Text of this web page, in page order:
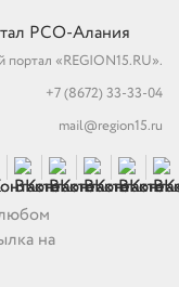
«REGION15.RU».
+7 (8672) 33-33-04
mail@region15.ru
на